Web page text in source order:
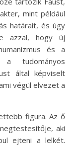
mint például
határait, és úgy
azzal, hogy új
és a
a tudományos
által képviselt
végül elvezet a
figura. Az ő
aki
ejteni a lelkét.